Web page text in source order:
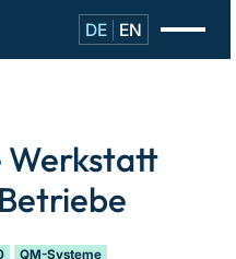
DE EN
Werkstatt
QM-Systeme